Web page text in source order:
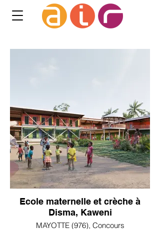
Ecole maternelle et crèche à
Disma, Kaweni
MAYOTTE (976), Concours